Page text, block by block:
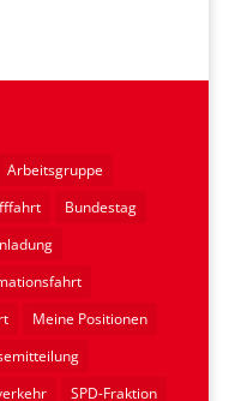
Arbeitsgruppe
Bundestag
Meine Positionen
SPD-Fraktion